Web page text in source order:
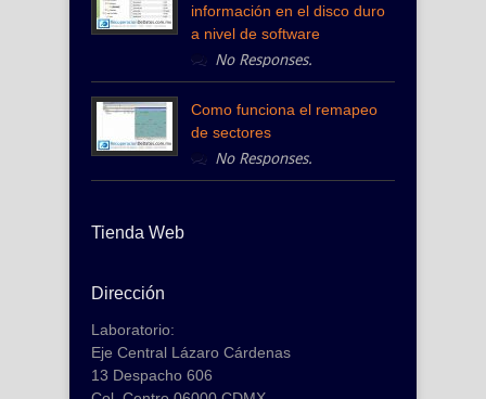
información en el disco duro
a nivel de software
No Responses.
Como funciona el remapeo
de sectores
No Responses.
Tienda Web
Dirección
Laboratorio:
Eje Central Lázaro Cárdenas
13 Despacho 606